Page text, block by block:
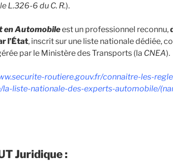
L.326-6 du C. R.).
en Automobileest un professionnel reconnu,
l’État, inscrit sur une liste nationale dédiée,
par le Ministère des Transports (la CNEA).
routiere.gouv.fr/connaitre-les-
la-liste-nationale-des-experts-automobile/
Juridique :